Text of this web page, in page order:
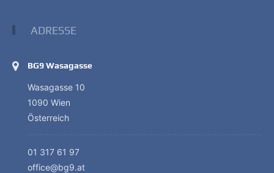
ADRESSE
BG9 Wasagasse
Wasagasse 10
1090 Wien
Österreich
01 317 61 97
office@bg9.at